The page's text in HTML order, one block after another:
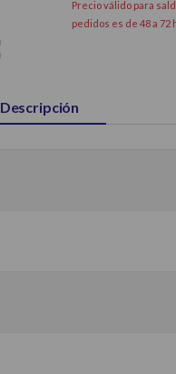
Precio válido para
pedidos es de 48 a 72
Descripción